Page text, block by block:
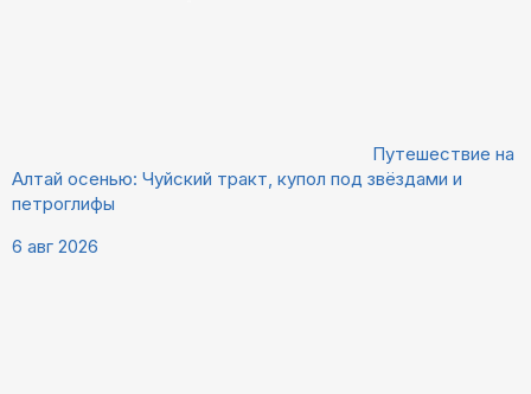
Путешествие на
Алтай осенью: Чуйский тракт, купол под звёздами и
петроглифы
6 авг 2026